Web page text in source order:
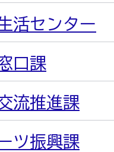
活センター
口課
流推進課
ツ振興課